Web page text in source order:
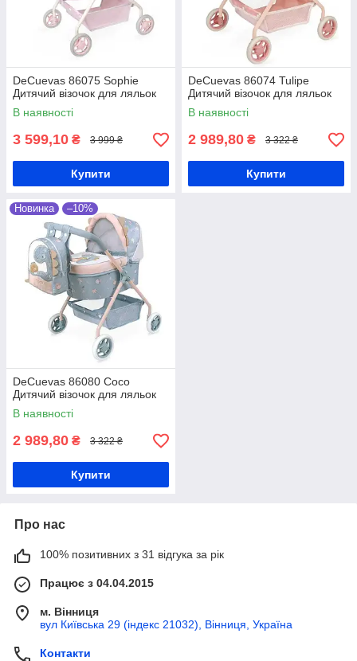
DeCuevas 86075 Sophie
Дитячий візочок для ляльок
В наявності
3 599,10 ₴ 3 999 ₴
Купити
DeCuevas 86074 Tulipe
Дитячий візочок для ляльок
В наявності
2 989,80 ₴ 3 322 ₴
Купити
Новинка –10%
DeCuevas 86080 Coco
Дитячий візочок для ляльок
В наявності
2 989,80 ₴ 3 322 ₴
Купити
Про нас
100% позитивних з 31 відгука за рік
Працює з 04.04.2015
м. Вінниця
вул Київська 29 (індекс 21032), Вінниця, Україна
Контакти